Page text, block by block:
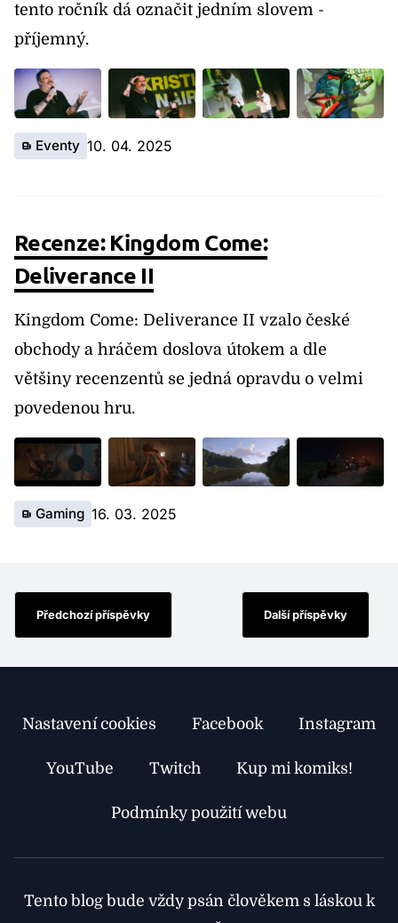
tento ročník dá označit jedním slovem -
příjemný.
Eventy 10. 04. 2025
Recenze: Kingdom Come:
Deliverance II
Kingdom Come: Deliverance II vzalo české
obchody a hráčem doslova útokem a dle
většiny recenzentů se jedná opravdu o velmi
povedenou hru.
Gaming 16. 03. 2025
Předchozí příspěvky Další příspěvky
Nastavení cookies Facebook Instagram
YouTube Twitch Kup mi komiks!
Podmínky použití webu
Tento blog bude vždy psán člověkem s láskou k